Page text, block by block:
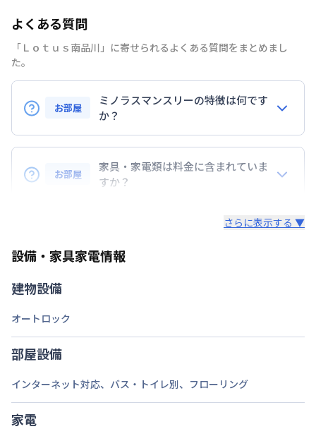
部屋の向き
禁煙・喫煙
禁煙
交通
京浜急行電鉄本線梅屋敷駅徒歩8分
次回更新日
情報更新日より14日以内
よくある質問
「Ｌｏｔｕｓ南品川」に寄せられるよくある質問をまとめまし
た。
お部屋
ミノラスマンスリーの特徴は何です
か？
『敷金』『礼金』などの初期費用は無し！
コスト削減に◎
・24時間安心のコールセンターサポートをご用意し
・延長契約で１日刻みの延長OK！
・解除予告は１４日前！急な予定変更もご安心くださ
い。
・全部屋レイトチェックアウト付。翌日昼12時退去
お部屋
家具・家電類は料金に含まれていま
すか？
すべて取り揃えています！
▼家電・家具
テレビ、ドライヤー、炊飯ジャー、洗濯機、掃除機、
ベッド、冷蔵庫、電子レンジ、照明、ケトル、コン
ロ、イス、テーブル、テレビ台、カーテンを標準装
備。
▼キッチン・掃除用品
コップ、スプーン、フォーク、お箸、しゃもじ、茶
碗・皿、洗濯用洗剤、洗濯カゴ、固形石鹸、石鹸スタ
ンド、スリッパ、トイレットペーパー、ゴミ箱、ゴミ
さらに表示する ▼
設備・家具家電情報
建物設備
オートロック
部屋設備
インターネット対応、 バス・トイレ別、 フローリング
家電